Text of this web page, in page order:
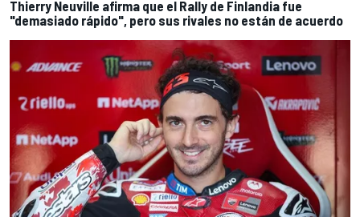
Thierry Neuville afirma que el Rally de Finlandia fue
"demasiado rápido", pero sus rivales no están de acuerdo